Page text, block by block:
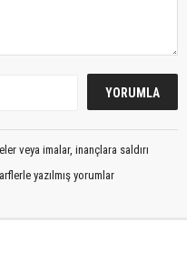
veya imalar, inançlara saldırı
yazılmış yorumlar